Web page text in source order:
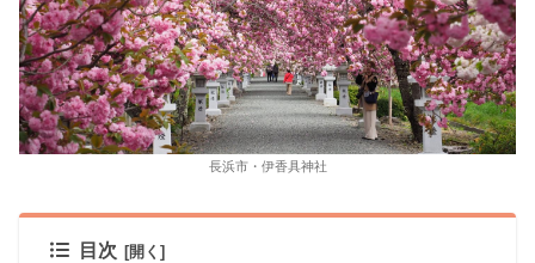
長浜市・伊香具神社
目次